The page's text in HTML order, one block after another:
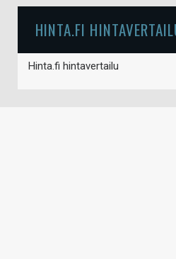
HINTA.FI
Hinta.fi hintavertailu